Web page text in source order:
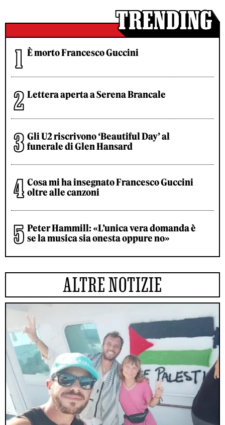
È morto Francesco Guccini
Lettera aperta a Serena Brancale
Gli U2 riscrivono ‘Beautiful Day’ al
funerale di Glen Hansard
Cosa mi ha insegnato Francesco Guccini
oltre alle canzoni
Peter Hammill: «L’unica vera domanda è
se la musica sia onesta oppure no»
ALTRE NOTIZIE